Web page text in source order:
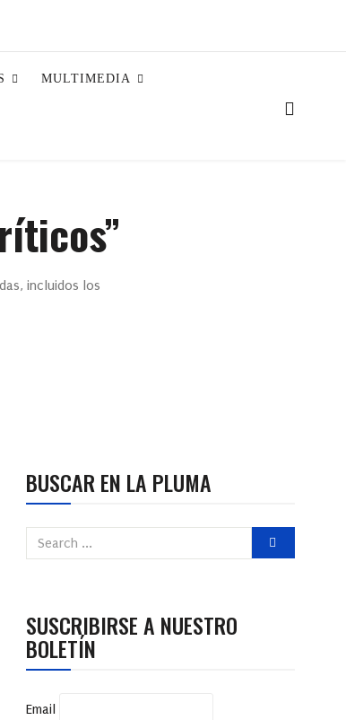
MULTIMEDIA
incluidos los
BUSCAR EN LA PLUMA
SUSCRIBIRSE A NUESTRO
BOLETÍN
Email